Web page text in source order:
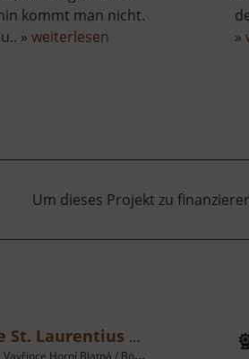
kommt man nicht.
» weiterlesen
»
Um dieses Projekt zu
Kirche St. Laurentius Bergstadt Platten
Horní Blatná / Böhmisches Erzgebirge